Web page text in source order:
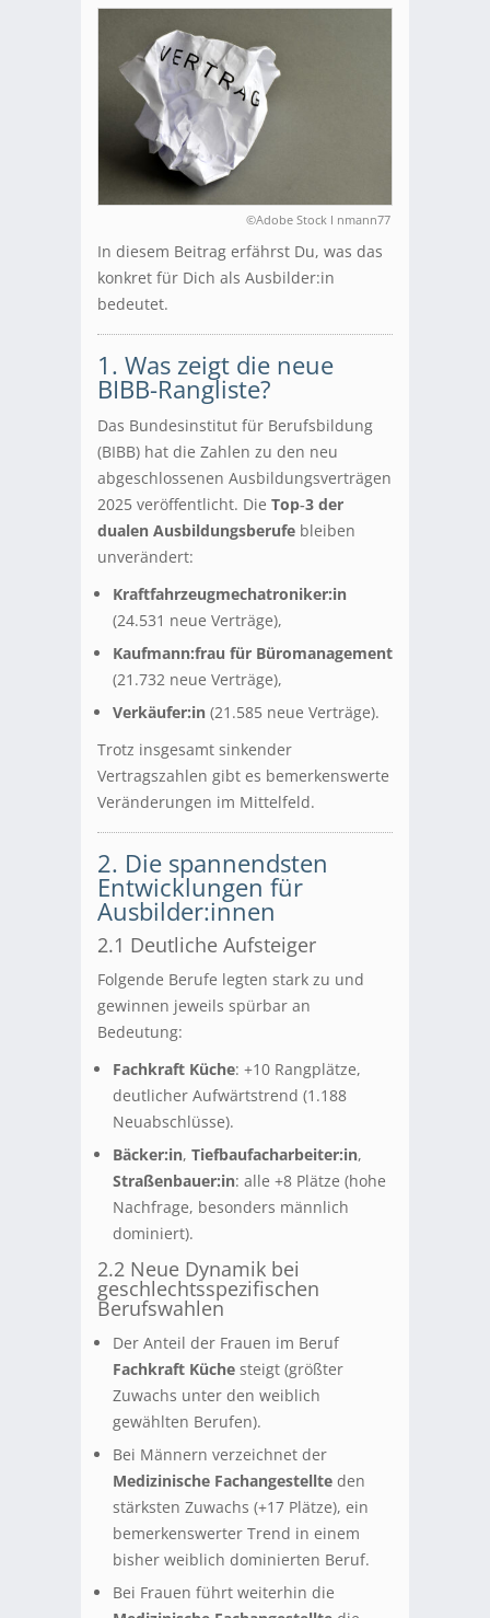
©Adobe Stock I nmann77
In diesem Beitrag erfährst Du, was das
konkret für Dich als Ausbilder:in
bedeutet.
1. Was zeigt die neue
BIBB-Rangliste?
Das Bundesinstitut für Berufsbildung
(BIBB) hat die Zahlen zu den neu
abgeschlossenen Ausbildungsverträgen
2025 veröffentlicht. Die Top‑3 der
dualen Ausbildungsberufe bleiben
unverändert:
Kraftfahrzeugmechatroniker:in
(24.531 neue Verträge),
Kaufmann:frau für Büromanagement
(21.732 neue Verträge),
Verkäufer:in (21.585 neue Verträge).
Trotz insgesamt sinkender
Vertragszahlen gibt es bemerkenswerte
Veränderungen im Mittelfeld.
2. Die spannendsten
Entwicklungen für
Ausbilder:innen
2.1 Deutliche Aufsteiger
Folgende Berufe legten stark zu und
gewinnen jeweils spürbar an
Bedeutung:
Fachkraft Küche: +10 Rangplätze,
deutlicher Aufwärtstrend (1.188
Neuabschlüsse).
Bäcker:in, Tiefbaufacharbeiter:in,
Straßenbauer:in: alle +8 Plätze (hohe
Nachfrage, besonders männlich
dominiert).
2.2 Neue Dynamik bei
geschlechtsspezifischen
Berufswahlen
Der Anteil der Frauen im Beruf
Fachkraft Küche steigt (größter
Zuwachs unter den weiblich
gewählten Berufen).
Bei Männern verzeichnet der
Medizinische Fachangestellte den
stärksten Zuwachs (+17 Plätze), ein
bemerkenswerter Trend in einem
bisher weiblich dominierten Beruf.
Bei Frauen führt weiterhin die